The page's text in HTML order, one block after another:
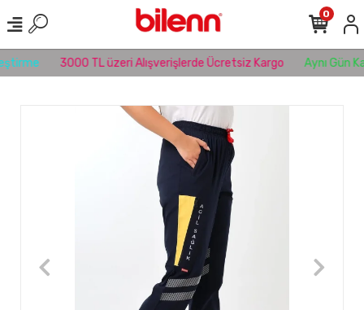
3000 TL üzeri Alışverişlerde Ücretsiz Kargo Aynı Gün
0